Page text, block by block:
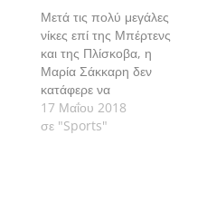
Μετά τις πολύ μεγάλες
νίκες επί της Μπέρτενς
και της Πλίσκοβα, η
Μαρία Σάκκαρη δεν
κατάφερε να
επαναλάβει τις
εξαιρετικές της
17 Μαΐου 2018
σε "Sports"